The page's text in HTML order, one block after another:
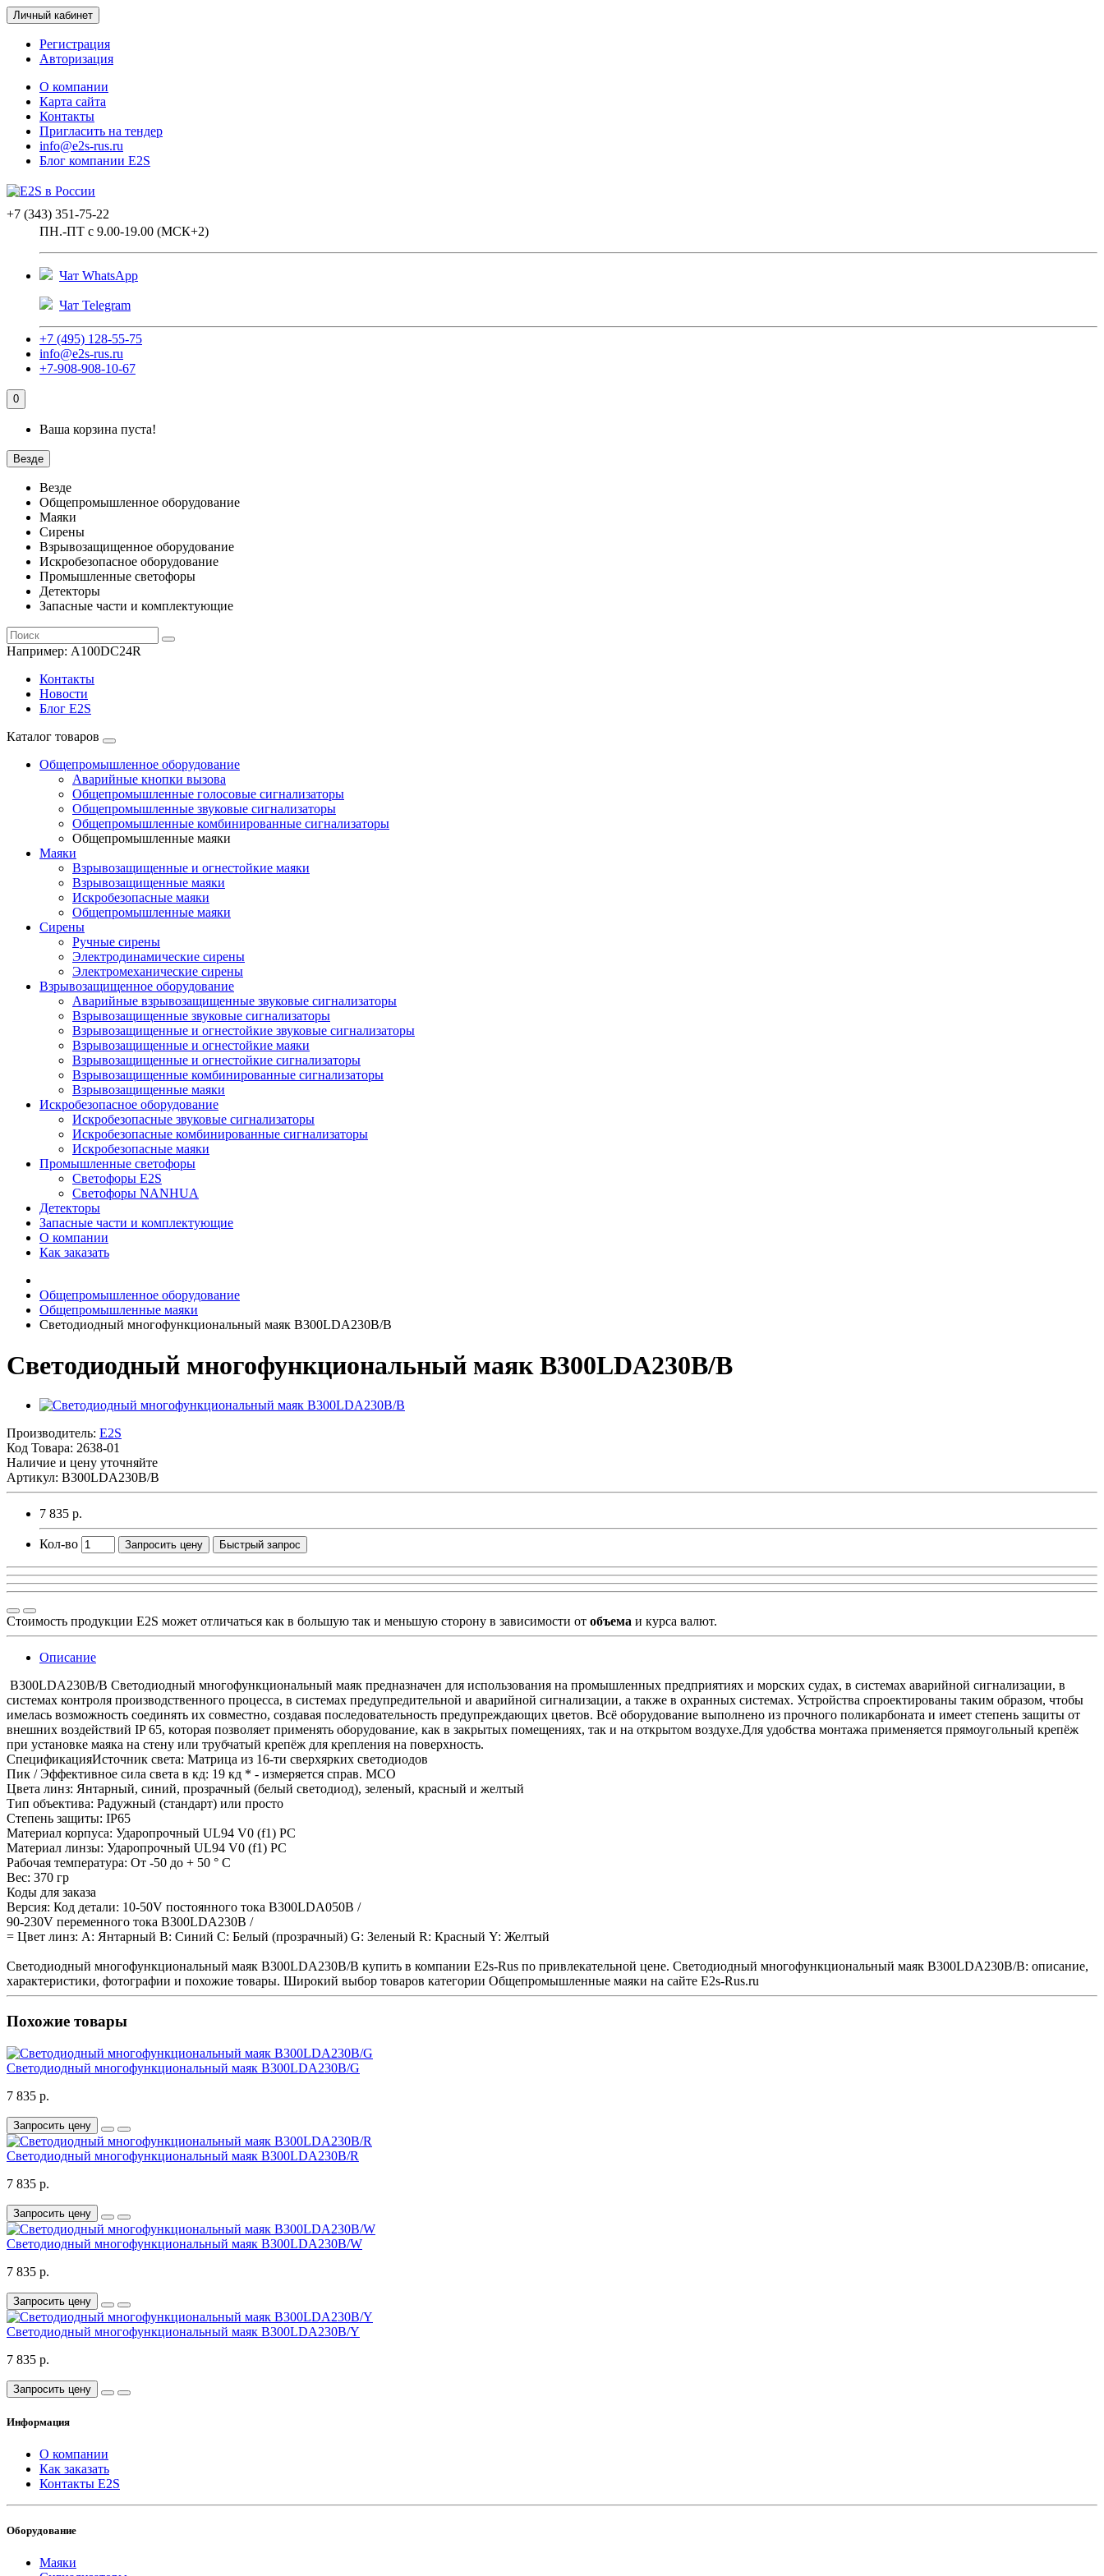
Личный кабинет
Регистрация
Авторизация
О компании
Карта сайта
Контакты
Пригласить на тендер
info@e2s-rus.ru
Блог компании E2S
+7 (343) 351-75-22
ПН.-ПТ с 9.00-19.00 (МСК+2)
Чат WhatsApp
Чат Telegram
+7 (495) 128-55-75
info@e2s-rus.ru
+7-908-908-10-67
0
Ваша корзина пуста!
Везде
Везде
Общепромышленное оборудование
Маяки
Сирены
Взрывозащищенное оборудование
Искробезопасное оборудование
Промышленные светофоры
Детекторы
Запасные части и комплектующие
Например: A100DC24R
Контакты
Новости
Блог E2S
Каталог товаров
Общепромышленное оборудование
Аварийные кнопки вызова
Общепромышленные голосовые сигнализаторы
Общепромышленные звуковые сигнализаторы
Общепромышленные комбинированные сигнализаторы
Общепромышленные маяки
Маяки
Взрывозащищенные и огнестойкие маяки
Взрывозащищенные маяки
Искробезопасные маяки
Общепромышленные маяки
Сирены
Ручные сирены
Электродинамические сирены
Электромеханические сирены
Взрывозащищенное оборудование
Аварийные взрывозащищенные звуковые сигнализаторы
Взрывозащищенные звуковые сигнализаторы
Взрывозащищенные и огнестойкие звуковые сигнализаторы
Взрывозащищенные и огнестойкие маяки
Взрывозащищенные и огнестойкие сигнализаторы
Взрывозащищенные комбинированные сигнализаторы
Взрывозащищенные маяки
Искробезопасное оборудование
Искробезопасные звуковые сигнализаторы
Искробезопасные комбинированные сигнализаторы
Искробезопасные маяки
Промышленные светофоры
Светофоры E2S
Светофоры NANHUA
Детекторы
Запасные части и комплектующие
О компании
Как заказать
Общепромышленное оборудование
Общепромышленные маяки
Светодиодный многофункциональный маяк B300LDA230B/B
Светодиодный многофункциональный маяк B300LDA230B/B
Производитель: E2S
Код Товара: 2638-01
Наличие и цену уточняйте
Артикул: B300LDA230B/B
7 835 р.
Кол-во Запросить цену Быстрый запрос
Стоимость продукции E2S может отличаться как в большую так и меньшую сторону в зависимости от объема и курса валют.
Описание
B300LDA230B/B Светодиодный многофункциональный маяк предназначен для использования на промышленных предприятиях и морских судах, в системах аварийной сигнализации, в
системах контроля производственного процесса, в системах предупредительной и аварийной сигнализации, а также в охранных системах. Устройства спроектированы таким образом, чтобы
имелась возможность соединять их совместно, создавая последовательность предупреждающих цветов. Всё оборудование выполнено из прочного поликарбоната и имеет степень защиты от
внешних воздействий IP 65, которая позволяет применять оборудование, как в закрытых помещениях, так и на открытом воздухе.Для удобства монтажа применяется прямоугольный крепёж
при установке маяка на стену или трубчатый крепёж для крепления на поверхность.
СпецификацияИсточник света: Матрица из 16-ти сверхярких светодиодов
Пик / Эффективное сила света в кд: 19 кд * - измеряется справ. МСО
Цвета линз: Янтарный, синий, прозрачный (белый светодиод), зеленый, красный и желтый
Тип объектива: Радужный (стандарт) или просто
Степень защиты: IP65
Материал корпуса: Ударопрочный UL94 V0 (f1) PC
Материал линзы: Ударопрочный UL94 V0 (f1) PC
Рабочая температура: От -50 до + 50 ° C
Вес: 370 гр
Коды для заказа
Версия: Код детали: 10-50V постоянного тока B300LDA050B /
90-230V переменного тока B300LDA230B /
= Цвет линз: А: Янтарный B: Синий C: Белый (прозрачный) G: Зеленый R: Красный Y: Желтый
Светодиодный многофункциональный маяк B300LDA230B/B купить в компании E2s-Rus по привлекательной цене. Светодиодный многофункциональный маяк B300LDA230B/B: описание,
характеристики, фотографии и похожие товары. Широкий выбор товаров категории Общепромышленные маяки на сайте E2s-Rus.ru
Похожие товары
Светодиодный многофункциональный маяк B300LDA230B/G
7 835 р.
Запросить цену
Светодиодный многофункциональный маяк B300LDA230B/R
7 835 р.
Запросить цену
Светодиодный многофункциональный маяк B300LDA230B/W
7 835 р.
Запросить цену
Светодиодный многофункциональный маяк B300LDA230B/Y
7 835 р.
Запросить цену
Информация
О компании
Как заказать
Контакты E2S
Оборудование
Маяки